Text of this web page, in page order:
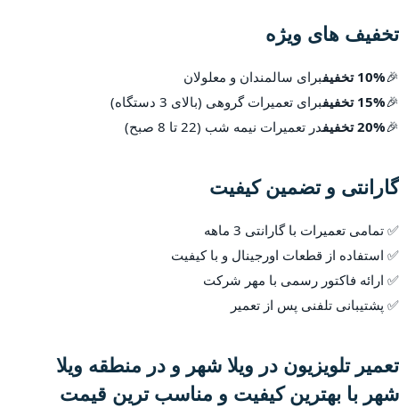
تخفیف های ویژه
🎉10% تخفیف
برای سالمندان و معلولان
🎉15% تخفیف
برای تعمیرات گروهی (بالای 3 دستگاه)
🎉20% تخفیف در تعمیرات نیمه شب (22 تا 8 صبح)
گارانتی و تضمین کیفیت
✅ تمامی تعمیرات با گارانتی 3 ماهه
✅ استفاده از قطعات اورجینال و با کیفیت
✅ ارائه فاکتور رسمی با مهر شرکت
✅ پشتیبانی تلفنی پس از تعمیر
تعمیر تلویزیون در ویلا شهر و در منطقه ویلا
شهر با بهترین کیفیت و مناسب ترین قیمت